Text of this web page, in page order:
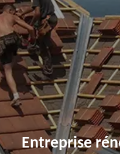
Entreprise